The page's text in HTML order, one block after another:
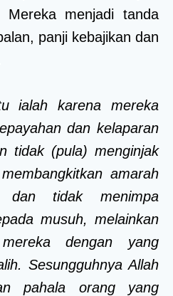
Mereka menjadi tanda
panji kebajikan dan
ialah karena mereka
dan kelaparan
tidak (pula) menginjak
amarah
dan tidak menimpa
musuh, melainkan
dengan yang
Sesungguhnya Allah
pahala orang yang